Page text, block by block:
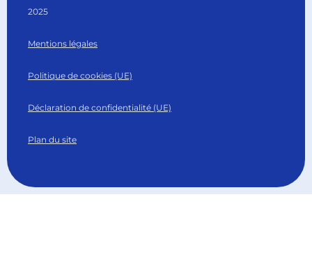
2025
Mentions légales
Politique de cookies (UE)
Déclaration de confidentialité (UE)
Plan du site